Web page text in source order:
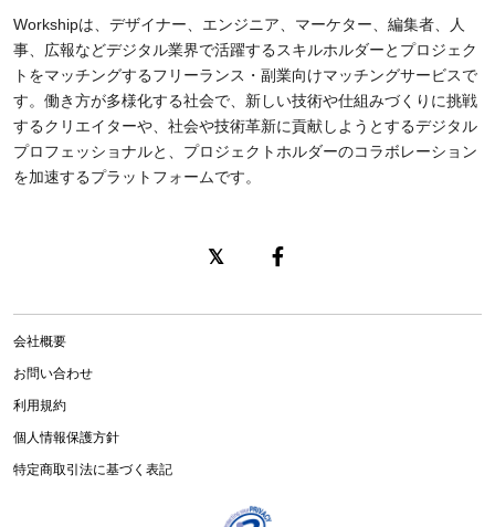
Workshipは、デザイナー、エンジニア、マーケター、編集者、人
事、広報などデジタル業界で活躍するスキルホルダーとプロジェク
トをマッチングするフリーランス・副業向けマッチングサービスで
す。働き方が多様化する社会で、新しい技術や仕組みづくりに挑戦
するクリエイターや、社会や技術革新に貢献しようとするデジタル
プロフェッショナルと、プロジェクトホルダーのコラボレーション
を加速するプラットフォームです。
会社概要
お問い合わせ
利用規約
個人情報保護方針
特定商取引法に基づく表記